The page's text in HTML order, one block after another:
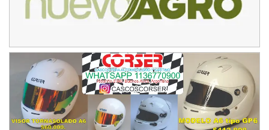
VICTORIENSE - F7
El Cerro (Tierra)
Moto Club Reginense (Tierra)
Gral. E. Godoy (Río Negro)
CSK - F7
Juventud Unida (Tierra)
Humboldt (Santa Fe)